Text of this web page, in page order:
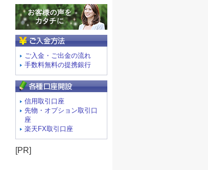
ご入金・ご出金の流れ
手数料無料の提携銀行
信用取引口座
先物・オプション取引口
座
楽天FX取引口座
[PR]